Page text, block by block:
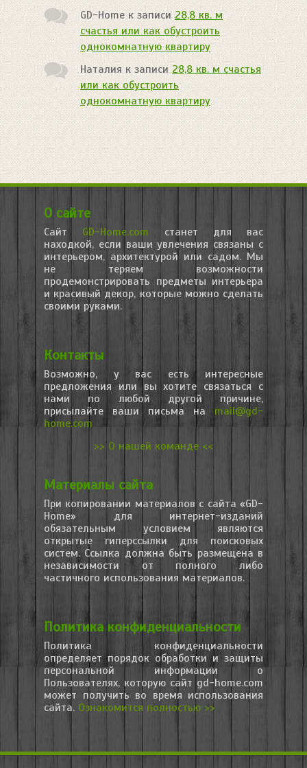
GD-Homeк записи 28,8 кв. м
счастья или как обустроить
однокомнатную квартиру
Наталия к записи28,8 кв. м счастья
или как обустроить
однокомнатную квартиру
О сайте
Сайт GD-Home.com станет для вас
находкой, если ваши увлечения связаны с
интерьером, архитектурой или садом. Мы
не теряем возможности
продемонстрировать предметы интерьера
и красивый декор, которые можно сделать
своими руками.
Контакты
Возможно, у вас есть интересные
предложения или вы хотите связаться с
нами по любой другой причине,
присылайте ваши письма на mail@gd-
home.com
>> О нашей команде <<
Материалы сайта
При копировании материалов с сайта «GD-
Home» для интернет-изданий
обязательным условием являются
открытые гиперссылки для поисковых
систем. Ссылка должна быть размещена в
независимости от полного либо
частичного использования материалов.
Политика конфиденциальности
Политика конфиденциальности
определяет порядок обработки и защиты
персональной информации о
Пользователях, которую сайт gd-home.com
может получить во время использования
сайта. Ознакомится полностью >>